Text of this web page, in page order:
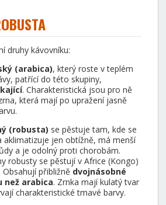
druhy kávovníku:
(arabica), který roste v teplém
patřící do této skupiny,
. Charakteristická jsou pro ně
která mají po upražení jasně
(robusta) se pěstuje tam, kde se
aklimatizuje jen obtížně, má menší
a je odolný proti chorobám.
robusty se pěstují v Africe (Kongo)
přibližně dvojnásobné
než arabica. Zrnka mají kulatý tvar
charakteristické tmavé barvy.